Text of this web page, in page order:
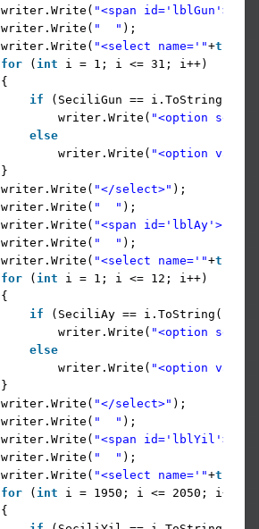
writer.Write( "<span id='lblGun'>"
writer.Write( "  " );
writer.Write( "<select name='"+this
for
( int
i = 1; i <= 31; i++)
{
if
(SeciliGun == i.ToString())
writer.Write( "<option
else
writer.Write( "<option
}
writer.Write( "</select>" );
writer.Write( "  " );
writer.Write( "<span id='lblAy'>"
writer.Write( "  " );
writer.Write( "<select name='"+this
for
( int
i = 1; i <= 12; i++)
{
if
(SeciliAy == i.ToString())
writer.Write( "<option
else
writer.Write( "<option
}
writer.Write( "</select>" );
writer.Write( "  " );
writer.Write( "<span id='lblYil'>"
writer.Write( "  " );
writer.Write( "<select name='"+this
for
( int
i = 1950; i <= 2050; i++)
{